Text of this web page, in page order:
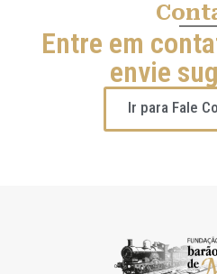
Entre em
envie
Ir para Fale